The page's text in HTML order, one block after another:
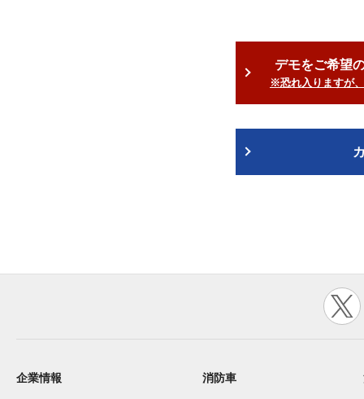
デモをご希望
※恐れ入りますが
企業情報 消防車